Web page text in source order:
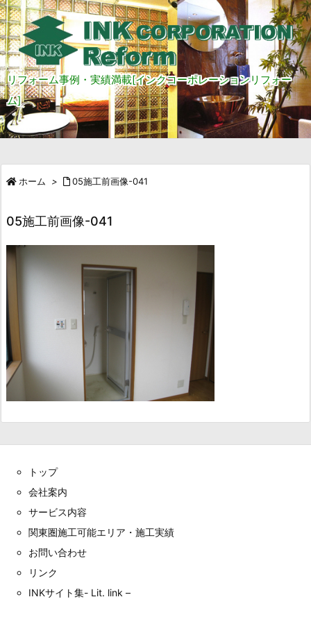
リフォーム事例・実績満載[インクコーポレーションリフォー
ム]
ホーム > 05施工前画像-041
05施工前画像-041
トップ
会社案内
サービス内容
関東圏施工可能エリア・施工実績
お問い合わせ
リンク
INKサイト集- Lit. link –